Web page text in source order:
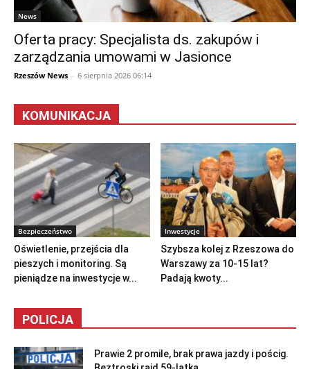
News
Oferta pracy: Specjalista ds. zakupów i
zarządzania umowami w Jasionce
Rzeszów News - 6 sierpnia 2026 06:14
KOMUNIKACJA
Bezpieczeństwo
Oświetlenie, przejścia dla
pieszych i monitoring. Są
pieniądze na inwestycje w...
Inwestycje
Szybsza kolej z Rzeszowa do
Warszawy za 10-15 lat?
Padają kwoty...
POLICJA
Prawie 2 promile, brak prawa jazdy i pościg.